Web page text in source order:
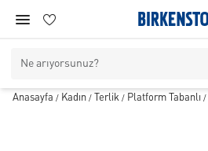
Anasayfa / Kadın / Terlik / Platform Tabanlı /